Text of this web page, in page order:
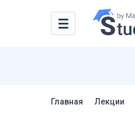
Главная Лекции